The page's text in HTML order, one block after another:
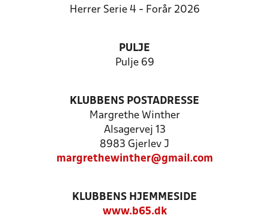
Herrer Serie 4 - Forår 2026
PULJE
Pulje 69
KLUBBENS POSTADRESSE
Margrethe Winther
Alsagervej 13
8983 Gjerlev J
margrethewinther@gmail.com
KLUBBENS HJEMMESIDE
www.b65.dk